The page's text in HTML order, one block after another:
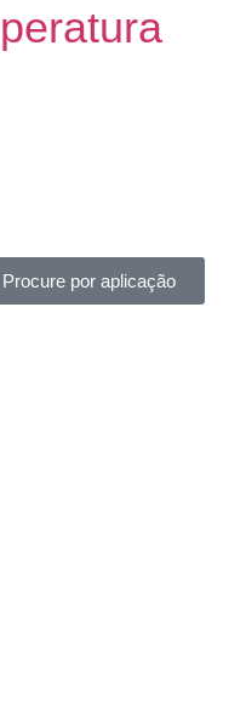
Procure por aplicação